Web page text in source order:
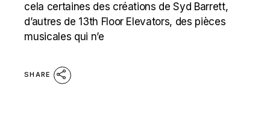
cela certaines des créations de Syd Barrett,
d’autres de 13th Floor Elevators, des pièces
musicales qui n’e
SHARE